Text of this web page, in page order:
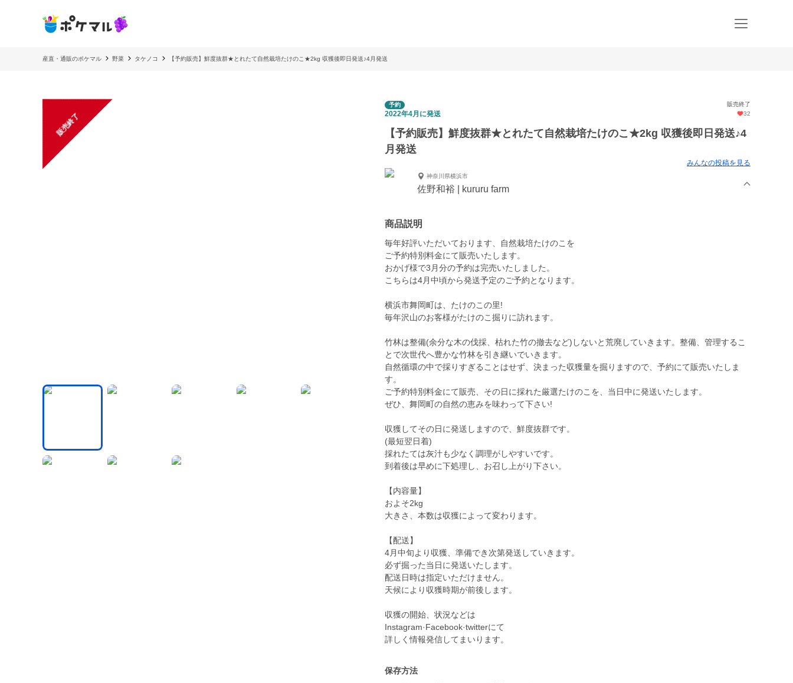
産直・通販のポケマル 野菜 タケノコ 【予約販売】鮮度抜群★とれたて自然栽培たけのこ★2kg 収獲後即日発送♪4月発送
販売終了
予約 販売終了
2022年4月に発送 32
【予約販売】鮮度抜群★とれたて自然栽培たけのこ★2kg 収獲後即日発送♪4
月発送
みんなの投稿を見る
神奈川県横浜市
佐野和裕 | kururu farm
商品説明
毎年好評いただいております、自然栽培たけのこを
ご予約特別料金にて販売いたします。
おかげ様で3月分の予約は完売いたしました。
こちらは4月中頃から発送予定のご予約となります。
横浜市舞岡町は、たけのこの里!
毎年沢山のお客様がたけのこ掘りに訪れます。
竹林は整備(余分な木の伐採、枯れた竹の撤去など)しないと荒廃していきます。整備、管理するこ
とで次世代へ豊かな竹林を引き継いでいきます。
自然循環の中で採りすぎることはせず、決まった収獲量を掘りますので、予約にて販売いたしま
す。
ご予約特別料金にて販売、その日に採れた厳選たけのこを、当日中に発送いたします。
ぜひ、舞岡町の自然の恵みを味わって下さい!
収獲してその日に発送しますので、鮮度抜群です。
(最短翌日着)
採れたては灰汁も少なく調理がしやすいです。
到着後は早めに下処理し、お召し上がり下さい。
【内容量】
およそ2kg
大きさ、本数は収獲によって変わります。
【配送】
4月中旬より収獲、準備でき次第発送していきます。
必ず掘った当日に発送いたします。
配送日時は指定いただけません。
天候により収獲時期が前後します。
収獲の開始、状況などは
Instagram·Facebook·twitterにて
保存方法